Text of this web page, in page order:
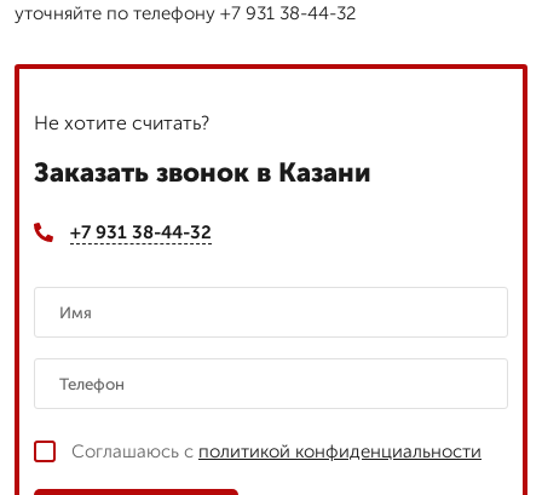
уточняйте по телефону +7 931 38-44-32
Не хотите считать?
Заказать звонок в Казани
+7 931 38-44-32
Соглашаюсь с политикой конфиденциальности